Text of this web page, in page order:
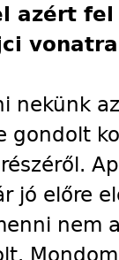
azért
nekünk
gondolt
jó előre
nem